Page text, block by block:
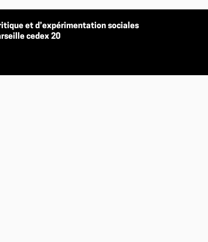
et d’expérimentation sociales
cedex 20